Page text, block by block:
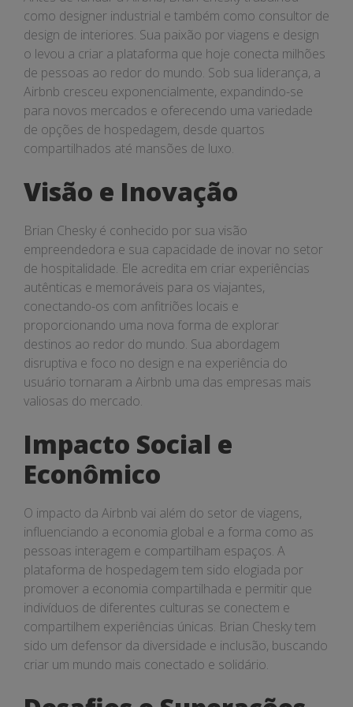
como designer industrial e também como consultor de
design de interiores. Sua paixão por viagens e design
o levou a criar a plataforma que hoje conecta milhões
de pessoas ao redor do mundo. Sob sua liderança, a
Airbnb cresceu exponencialmente, expandindo-se
para novos mercados e oferecendo uma variedade
de opções de hospedagem, desde quartos
compartilhados até mansões de luxo.
Visão e Inovação
Brian Chesky é conhecido por sua visão
empreendedora e sua capacidade de inovar no setor
de hospitalidade. Ele acredita em criar experiências
autênticas e memoráveis para os viajantes,
conectando-os com anfitriões locais e
proporcionando uma nova forma de explorar
destinos ao redor do mundo. Sua abordagem
disruptiva e foco no design e na experiência do
usuário tornaram a Airbnb uma das empresas mais
valiosas do mercado.
Impacto Social e
Econômico
O impacto da Airbnb vai além do setor de viagens,
influenciando a economia global e a forma como as
pessoas interagem e compartilham espaços. A
plataforma de hospedagem tem sido elogiada por
promover a economia compartilhada e permitir que
indivíduos de diferentes culturas se conectem e
compartilhem experiências únicas. Brian Chesky tem
sido um defensor da diversidade e inclusão, buscando
criar um mundo mais conectado e solidário.